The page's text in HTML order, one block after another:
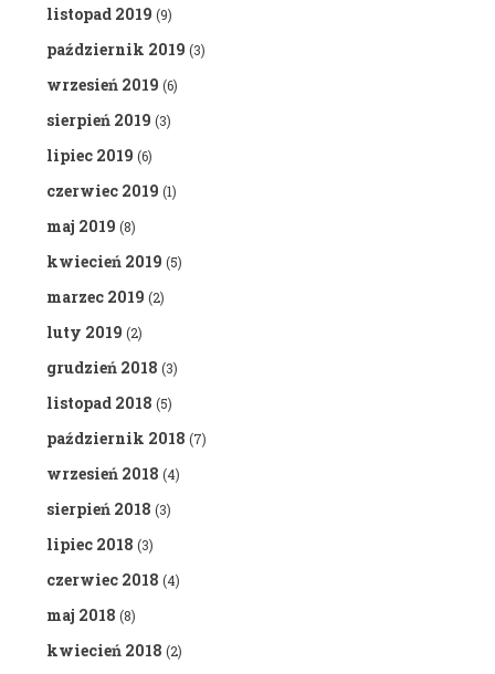
listopad 2019 (9)
październik 2019 (3)
wrzesień 2019 (6)
sierpień 2019 (3)
lipiec 2019 (6)
czerwiec 2019 (1)
maj 2019 (8)
kwiecień 2019 (5)
marzec 2019 (2)
luty 2019 (2)
grudzień 2018 (3)
listopad 2018 (5)
październik 2018 (7)
wrzesień 2018 (4)
sierpień 2018 (3)
lipiec 2018 (3)
czerwiec 2018 (4)
maj 2018 (8)
kwiecień 2018 (2)